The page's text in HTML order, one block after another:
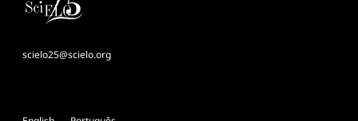
scielo25@scielo.org